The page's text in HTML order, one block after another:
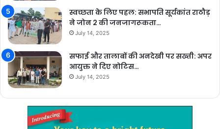
स्वच्छता के लिए पहल: सभापति सूर्यकांत राठौड़
ने जोन 2 की जनजागरूकता…
July 14, 2025
सफाई और तालाबों की अनदेखी पर सख्ती: अपर
आयुक्त ने दिए नोटिस…
July 14, 2025